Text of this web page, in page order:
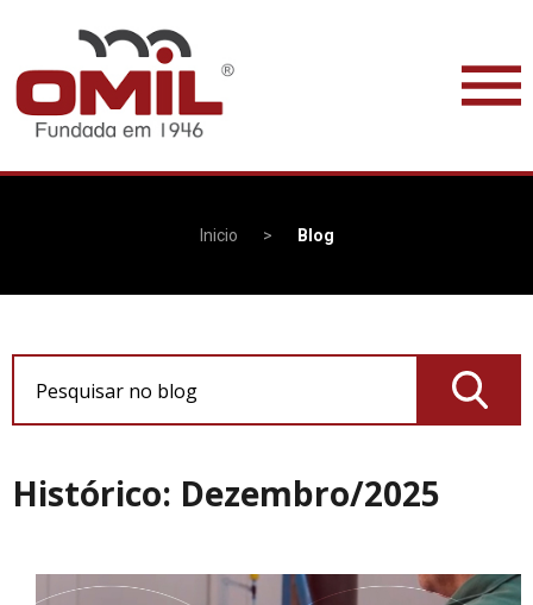
Inicio > Blog
Histórico: Dezembro/2025
Pesquisar no blog